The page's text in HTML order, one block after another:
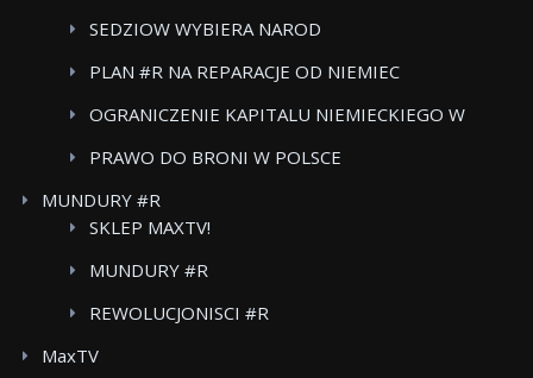
SEDZIOW WYBIERA NAROD
PLAN #R NA REPARACJE OD NIEMIEC
OGRANICZENIE KAPITALU NIEMIECKIEGO W
PRAWO DO BRONI W POLSCE
MUNDURY #R
SKLEP MAXTV!
MUNDURY #R
REWOLUCJONISCI #R
MaxTV